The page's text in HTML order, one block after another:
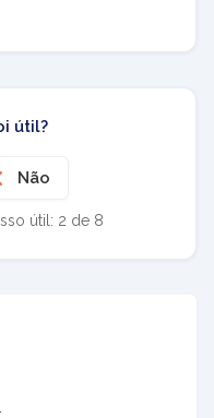
útil?
Não
útil: 2 de 8